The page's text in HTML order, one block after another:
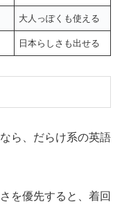
大人っぽくも使える
日本らしさも出せる
ら、だらけ系の英語
を優先すると、着回